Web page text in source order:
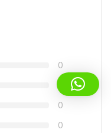
0
0
0